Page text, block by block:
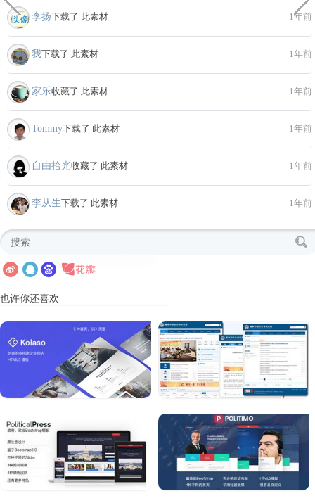
李扬下载了 此素材 1年前
我下载了 此素材 1年前
家乐收藏了 此素材 1年前
Tommy下载了 此素材 1年前
自由拾光收藏了 此素材 1年前
李从生下载了 此素材 1年前
也许你还喜欢